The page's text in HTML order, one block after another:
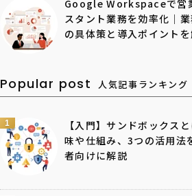
Google Workspaceで営
スタント業務を効率化｜
の具体策と導入ポイント
Popular post 人気記事ランキング
1
【入門】サンドボックス
味や仕組み、3つの活用法
者向けに解説